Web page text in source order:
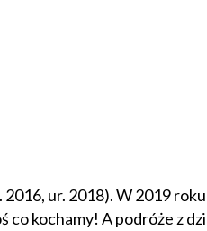
ur. 2018). W 2019
kochamy! A podróże z